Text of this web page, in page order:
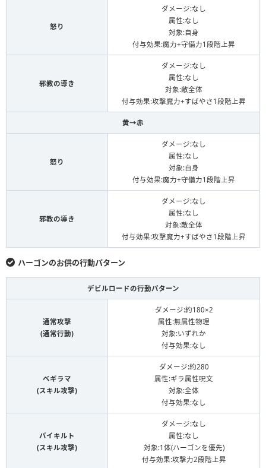
怒り
ダメージ:なし
属性:なし
対象:自身
付与効果:魔力+守備力1段階上昇
邪教の導き
ダメージ:なし
属性:なし
対象:敵全体
付与効果:攻撃魔力+すばやさ1段階上昇
黄→赤
怒り
ダメージ:なし
属性:なし
対象:自身
付与効果:魔力+守備力1段階上昇
邪教の導き
ダメージ:なし
属性:なし
対象:敵全体
付与効果:攻撃魔力+すばやさ1段階上昇
ハーゴンのお供の行動パターン
デビルロードの行動パターン
通常攻撃
(通常行動)
ダメージ:約180×2
属性:無属性物理
対象:いずれか
付与効果:なし
ベギラマ
(スキル攻撃)
ダメージ:約280
属性:ギラ属性呪文
対象:全体
付与効果:なし
バイキルト
(スキル攻撃)
ダメージ:なし
属性:なし
対象:1体(ハーゴンを優先)
付与効果:攻撃力2段階上昇